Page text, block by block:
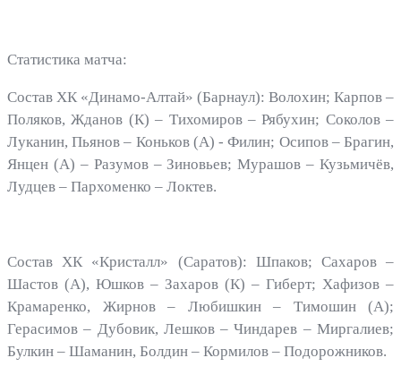
Статистика матча:
Состав ХК «Динамо-Алтай» (Барнаул): Волохин; Карпов –
Поляков, Жданов (К) – Тихомиров – Рябухин; Соколов –
Луканин, Пьянов – Коньков (А) - Филин; Осипов – Брагин,
Янцен (А) – Разумов – Зиновьев; Мурашов – Кузьмичёв,
Лудцев – Пархоменко – Локтев.
Состав ХК «Кристалл» (Саратов): Шпаков; Сахаров –
Шастов (А), Юшков – Захаров (К) – Гиберт; Хафизов –
Крамаренко, Жирнов – Любишкин – Тимошин (А);
Герасимов – Дубовик, Лешков – Чиндарев – Миргалиев;
Булкин – Шаманин, Болдин – Кормилов – Подорожников.